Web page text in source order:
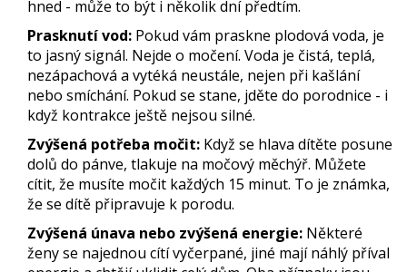
hned - může to být i několik dní předtím.
Prasknutí vod: Pokud vám praskne plodová voda, je
to jasný signál. Nejde o močení. Voda je čistá, teplá,
nezápachová a vytéká neustále, nejen při kašlání
nebo smíchání. Pokud se stane, jděte do porodnice - i
když kontrakce ještě nejsou silné.
Zvýšená potřeba močit: Když se hlava dítěte posune
dolů do pánve, tlakuje na močový měchýř. Můžete
cítit, že musíte močit každých 15 minut. To je známka,
že se dítě připravuje k porodu.
Zvýšená únava nebo zvýšená energie: Některé
ženy se najednou cítí vyčerpané, jiné mají náhlý příval